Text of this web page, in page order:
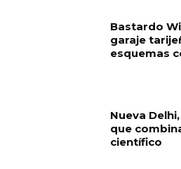
Bastardo
garaje
esquemas
Nueva
que
científico